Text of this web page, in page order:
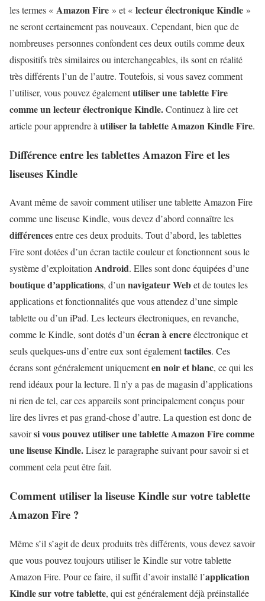
les termes « Amazon Fire » et « lecteur électroniqueKindle »
ne seront certainement pas nouveaux. Cependant, bien que de
nombreuses personnes confondent ces deux outils comme deux
dispositifs très similaires ou interchangeables, ils sont en réalité
très différents l’un de l’autre. Toutefois, si vous savez comment
l’utiliser, vous pouvez égalementutiliser une tablette Fire
comme un lecteur électronique Kindle.Continuez à lire cet
article pour apprendre à utiliser la tablette Amazon Kindle Fire.
Différence entre les tablettes Amazon Fire et les
liseuses Kindle
Avant même de savoir comment utiliser une tablette Amazon Fire
comme une liseuse Kindle, vous devez d’abord connaître les
différencesentre ces deux produits. Tout d’abord, les tablettes
Fire sont dotées d’un écran tactile couleur et fonctionnent sous le
système d’exploitationAndroid. Elles sont donc équipées d’une
boutique d’applications, d’unnavigateur Webet de toutes les
applications et fonctionnalités que vous attendez d’une simple
tablette ou d’un iPad. Les lecteurs électroniques, en revanche,
comme le Kindle, sont dotés d’unécran à encreélectronique et
seuls quelques-uns d’entre eux sont égalementtactiles. Ces
écrans sont généralement uniquementen noir et blanc, ce qui les
rend idéaux pour la lecture. Il n’y a pas de magasin d’applications
ni rien de tel, car ces appareils sont principalement conçus pour
lire des livres et pas grand-chose d’autre. La question est donc de
savoirsi vous pouvezutiliser une tablette Amazon Fire comme
une liseuse Kindle.Lisez le paragraphe suivant pour savoir si et
comment cela peut être fait.
Comment utiliser la liseuse Kindle sur votre tablette
Amazon Fire ?
Même s’il s’agit de deux produits très différents, vous devez savoir
que vous pouvez toujours utiliser le Kindle sur votre tablette
Amazon Fire. Pour ce faire, il suffit d’avoir installé l’application
Kindle sur votre tablette, qui est généralement déjà préinstallée